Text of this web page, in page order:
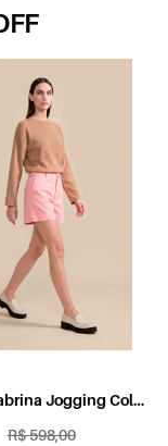
Jogging Color
R$ 598,00